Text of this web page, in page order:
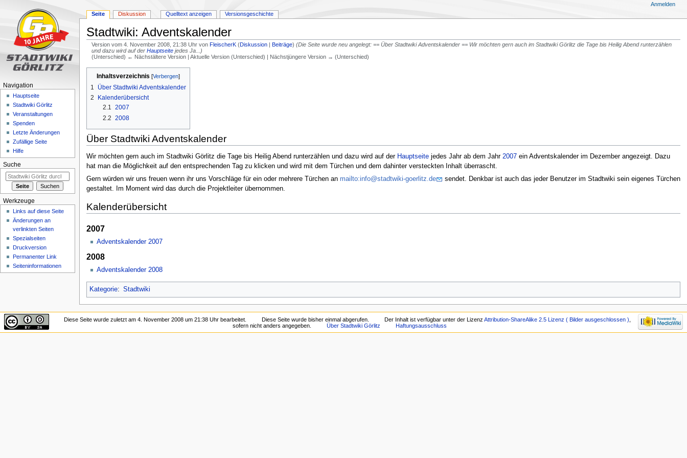
Stadtwiki: Adventskalender
Version vom 4. November 2008, 21:38 Uhr vonFleischerK (Diskussion |Beiträge) (Die Seite wurde neu angelegt: == Über Stadtwiki Adventskalender == Wir möchten gern auch im Stadtwiki Görlitz die Tage bis Heilig Abend runterzählen
und dazu wird auf derHauptseite jedes Ja...)
(Unterschied) ← Nächstältere Version | Aktuelle Version (Unterschied) | Nächstjüngere Version → (Unterschied)
springen
springen
Inhaltsverzeichnis
1
Über Stadtwiki Adventskalender
2
Kalenderübersicht
2.1 2007
2.2 2008
Über Stadtwiki Adventskalender
Wir möchten gern auch im Stadtwiki Görlitz die Tage bis Heilig Abend runterzählen und dazu wird auf der Hauptseitejedes Jahr ab dem Jahr 2007ein Adventskalender im Dezember angezeigt. Dazu
hat man die Möglichkeit auf den entsprechenden Tag zu klicken und wird mit dem Türchen und dem dahinter versteckten Inhalt überrascht.
Gern würden wir uns freuen wenn ihr uns Vorschläge für ein oder mehrere Türchen an mailto:info@stadtwiki-goerlitz.de
sendet. Denkbar ist auch das jeder Benutzer im Stadtwiki sein eigenes Türchen
gestaltet. Im Moment wird das durch die Projektleiter übernommen.
Kalenderübersicht
2007
Adventskalender 2007
2008
Adventskalender 2008
Kategorie: Stadtwiki
Seite Diskussion Quelltext anzeigen Versionsgeschichte
Anmelden
Navigation
Hauptseite
Stadtwiki Görlitz
Veranstaltungen
Spenden
Letzte Änderungen
Zufällige Seite
Hilfe
Suche
Werkzeuge
Links auf diese Seite
Änderungen an
verlinkten Seiten
Spezialseiten
Druckversion
Permanenter Link
Seiten­informationen
Diese Seite wurde zuletzt am 4. November 2008 um 21:38 Uhr bearbeitet. Diese Seite wurde bisher einmal abgerufen. Der Inhalt ist verfügbar unter der Lizenz Attribution-ShareAlike 2.5 Lizenz ( Bilder ausgeschlossen )
sofern nicht anders angegeben.
Über Stadtwiki Görlitz Haftungsausschluss